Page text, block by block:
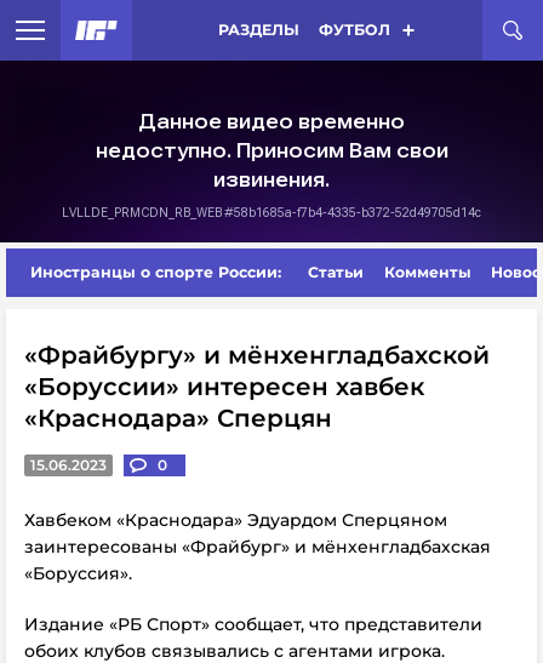
РАЗДЕЛЫ ФУТБОЛ
Иностранцы о спорте России: Статьи Комменты
«Фрайбургу» и мёнхенгладбахской
«Боруссии» интересен хавбек
«Краснодара» Сперцян
15.06.2023 0
Хавбеком «Краснодара» Эдуардом Сперцяном
заинтересованы «Фрайбург» и мёнхенгладбахская
«Боруссия».
Издание «РБ Спорт» сообщает, что представители
обоих клубов связывались с агентами игрока.